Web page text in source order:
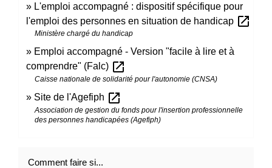
L'emploi accompagné : dispositif spécifique pour
l'emploi des personnes en situation de handicap open_in_new
Ministère chargé du handicap
Emploi accompagné - Version "facile à lire et à
comprendre" (Falc) open_in_new
Caisse nationale de solidarité pour l'autonomie (CNSA)
Site de l'Agefiph open_in_new
Association de gestion du fonds pour l'insertion professionnelle
des personnes handicapées (Agefiph)
Comment faire si...